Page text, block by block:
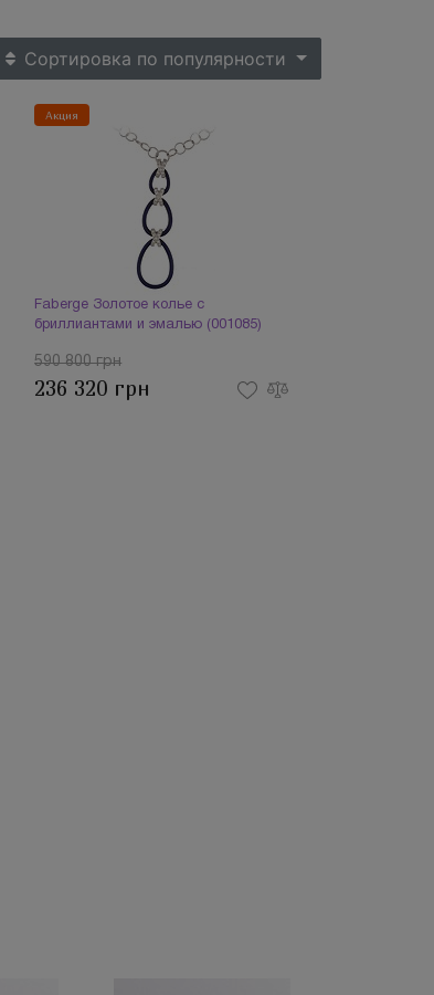
Сортировка по популярности
Акция
Faberge Золотое колье с
бриллиантами и эмалью (001085)
590 800 грн
236 320 грн